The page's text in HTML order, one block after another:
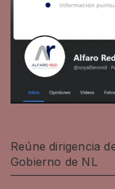
Reúne dirigencia
Gobierno de NL